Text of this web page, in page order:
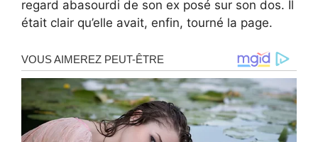
regard abasourdi de son ex posé sur son dos. Il
était clair qu’elle avait, enfin, tourné la page.